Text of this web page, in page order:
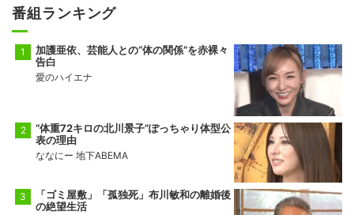
番組ランキング
加護亜依、芸能人との“体の関係”を赤裸々
告白
愛のハイエナ
“体重72キロの北川景子”ぽっちゃり体型公
表の理由
ななにー 地下ABEMA
「ゴミ屋敷」「孤独死」布川敏和の離婚後
の絶望生活